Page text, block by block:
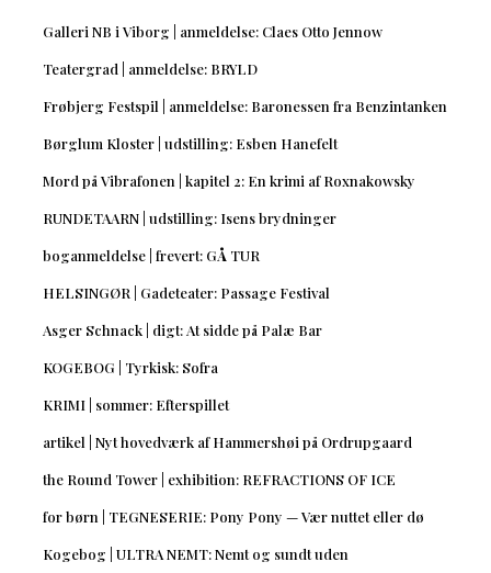
Galleri NB i Viborg | anmeldelse: Claes Otto Jennow
Teatergrad | anmeldelse: BRYLD
Frøbjerg Festspil | anmeldelse: Baronessen fra Benzintanken
Børglum Kloster | udstilling: Esben Hanefelt
Mord på Vibrafonen | kapitel 2: En krimi af Roxnakowsky
RUNDETAARN | udstilling: Isens brydninger
boganmeldelse | frevert: GÅ TUR
HELSINGØR | Gadeteater: Passage Festival
Asger Schnack | digt: At sidde på Palæ Bar
KOGEBOG | Tyrkisk: Sofra
KRIMI | sommer: Efterspillet
artikel | Nyt hovedværk af Hammershøi på Ordrupgaard
the Round Tower | exhibition: REFRACTIONS OF ICE
for børn | TEGNESERIE: Pony Pony — Vær nuttet eller dø
Kogebog | ULTRA NEMT: Nemt og sundt uden